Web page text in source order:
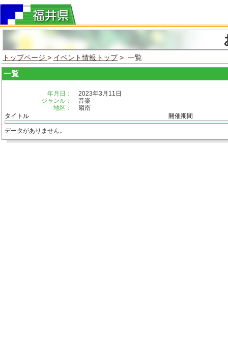
トップページ > イベント情報トップ> 一覧
一覧
年月日：
2023年3月11日
ジャンル：
音楽
地区：
嶺南
タイトル
開催期間
データがありません。